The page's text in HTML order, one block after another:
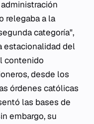
relegaba a la
categoría",
estacionalidad del
contenido
desde los
órdenes católicas
las bases de
embargo, su